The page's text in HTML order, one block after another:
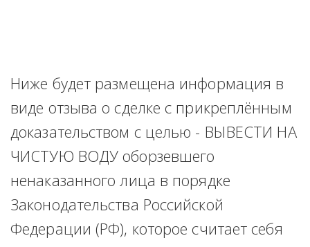
Ниже будет размещена информация в
виде отзыва о сделке с прикреплённым
доказательством с целью - ВЫВЕСТИ НА
ЧИСТУЮ ВОДУ оборзевшего
ненаказанного лица в порядке
Законодательства Российской
Федерации (РФ), которое считает себя